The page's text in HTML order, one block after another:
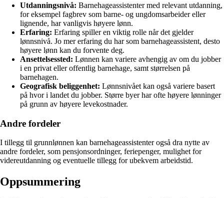
Utdanningsnivå: Barnehageassistenter med relevant utdanning,
for eksempel fagbrev som barne- og ungdomsarbeider eller
lignende, har vanligvis høyere lønn.
Erfaring: Erfaring spiller en viktig rolle når det gjelder
lønnsnivå. Jo mer erfaring du har som barnehageassistent, desto
høyere lønn kan du forvente deg.
Ansettelsessted: Lønnen kan variere avhengig av om du jobber
i en privat eller offentlig barnehage, samt størrelsen på
barnehagen.
Geografisk beliggenhet: Lønnsnivået kan også variere basert
på hvor i landet du jobber. Større byer har ofte høyere lønninger
på grunn av høyere levekostnader.
Andre fordeler
I tillegg til grunnlønnen kan barnehageassistenter også dra nytte av
andre fordeler, som pensjonsordninger, feriepenger, mulighet for
videreutdanning og eventuelle tillegg for ubekvem arbeidstid.
Oppsummering